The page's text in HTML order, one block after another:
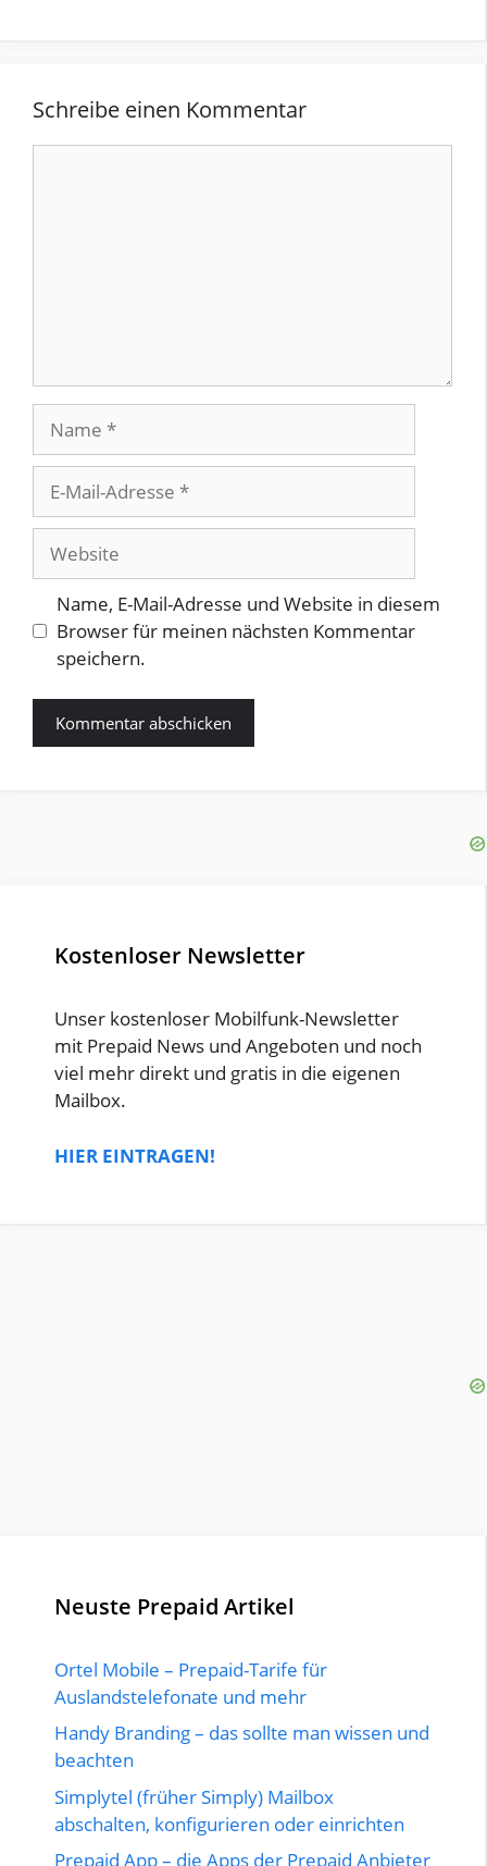
Schreibe einen Kommentar
Mail-
Adresse
Name, E-Mail-Adresse und Website in diesem
Browser für meinen nächsten Kommentar
speichern.
Kostenloser Newsletter
Unser kostenloser Mobilfunk-Newsletter
mit Prepaid News und Angeboten und noch
viel mehr direkt und gratis in die eigenen
Mailbox.
HIER EINTRAGEN!
Neuste Prepaid Artikel
Ortel Mobile – Prepaid-Tarife für
Auslandstelefonate und mehr
Handy Branding – das sollte man wissen und
beachten
Simplytel (früher Simply) Mailbox
abschalten, konfigurieren oder einrichten
Prepaid App – die Apps der Prepaid Anbieter